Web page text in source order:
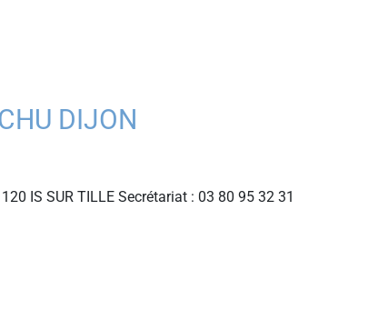
DIJON
IS SUR TILLE Secrétariat : 03 80 95 32 31